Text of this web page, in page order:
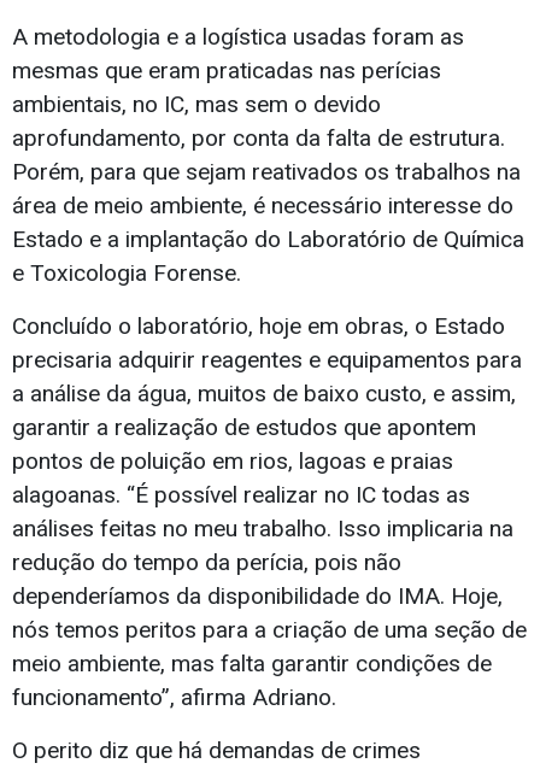
A metodologia e a logística usadas foram as
mesmas que eram praticadas nas perícias
ambientais, no IC, mas sem o devido
aprofundamento, por conta da falta de estrutura.
Porém, para que sejam reativados os trabalhos na
área de meio ambiente, é necessário interesse do
Estado e a implantação do Laboratório de Química
e Toxicologia Forense.
Concluído o laboratório, hoje em obras, o Estado
precisaria adquirir reagentes e equipamentos para
a análise da água, muitos de baixo custo, e assim,
garantir a realização de estudos que apontem
pontos de poluição em rios, lagoas e praias
alagoanas. “É possível realizar no IC todas as
análises feitas no meu trabalho. Isso implicaria na
redução do tempo da perícia, pois não
dependeríamos da disponibilidade do IMA. Hoje,
nós temos peritos para a criação de uma seção de
meio ambiente, mas falta garantir condições de
funcionamento”, afirma Adriano.
O perito diz que há demandas de crimes